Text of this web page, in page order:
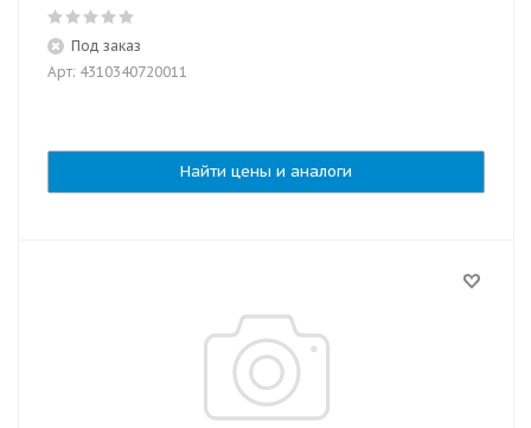
Под заказ
Арт: 4310340720011
Найти цены и аналоги